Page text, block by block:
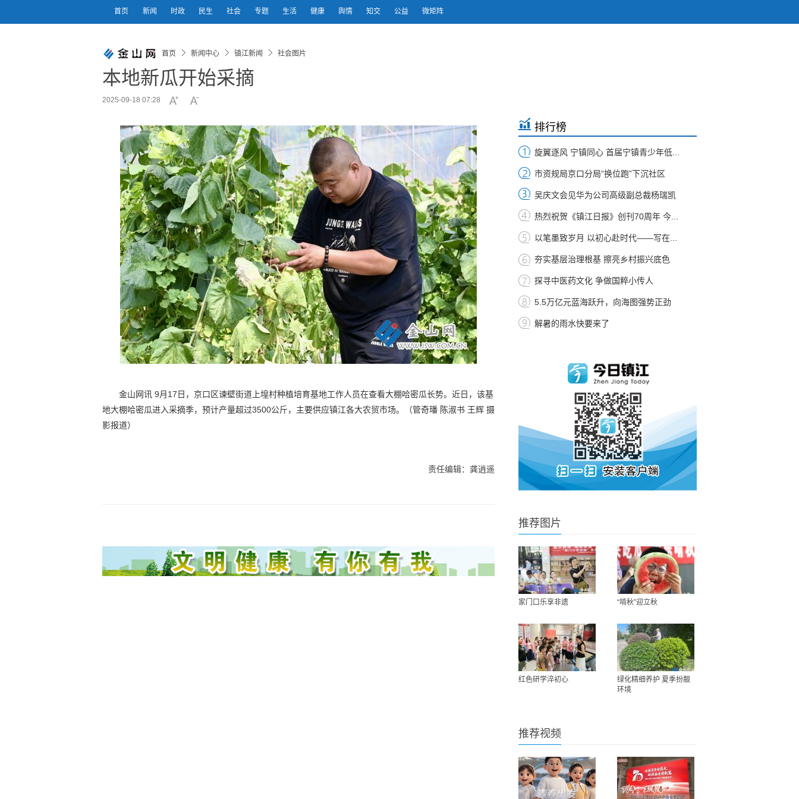
首页 新闻 时政 民生 社会 专题 生活 健康 舆情 知交 公益 微矩阵
首页 新闻中心 镇江新闻 社会图片
本地新瓜开始采摘
2025-09-18 07:28
金山网讯 9月17日，京口区谏壁街道上堭村种植培育基地工作人员在查看大棚哈密瓜长势。近日，该基
地大棚哈密瓜进入采摘季，预计产量超过3500公斤，主要供应镇江各大农贸市场。（管奇璠 陈淑书 王辉 摄
影报道）
责任编辑：龚逍遥
排行榜
旋翼逐风 宁镇同心 首届宁镇青少年低...
市资规局京口分局“换位跑”下沉社区
吴庆文会见华为公司高级副总裁杨瑞凯
热烈祝贺《镇江日报》创刊70周年 今...
以笔墨致岁月 以初心赴时代——写在...
夯实基层治理根基 擦亮乡村振兴底色
探寻中医药文化 争做国粹小传人
5.5万亿元蓝海跃升，向海图强势正劲
解暑的雨水快要来了
推荐图片
家门口乐享非遗 “啃秋”迎立秋
红色研学淬初心
绿化精细养护 夏季扮靓
环境
推荐视频